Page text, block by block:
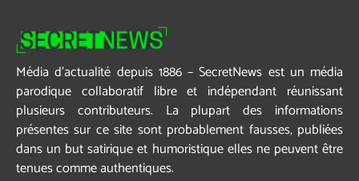
Média d’actualité depuis 1886 – SecretNews est un média
parodique collaboratif libre et indépendant réunissant
plusieurs contributeurs. La plupart des informations
présentes sur ce site sont probablement fausses, publiées
dans un but satirique et humoristique elles ne peuvent être
tenues comme authentiques.